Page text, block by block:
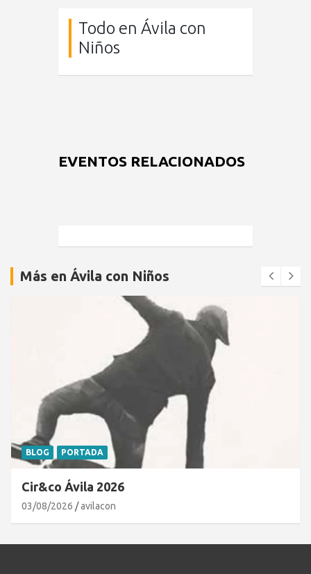
Todo en Ávila con
Niños
EVENTOS RELACIONADOS
Más en Ávila con Niños
BLOG PORTADA
Cir&co Ávila 2026
03/08/2026 avilacon